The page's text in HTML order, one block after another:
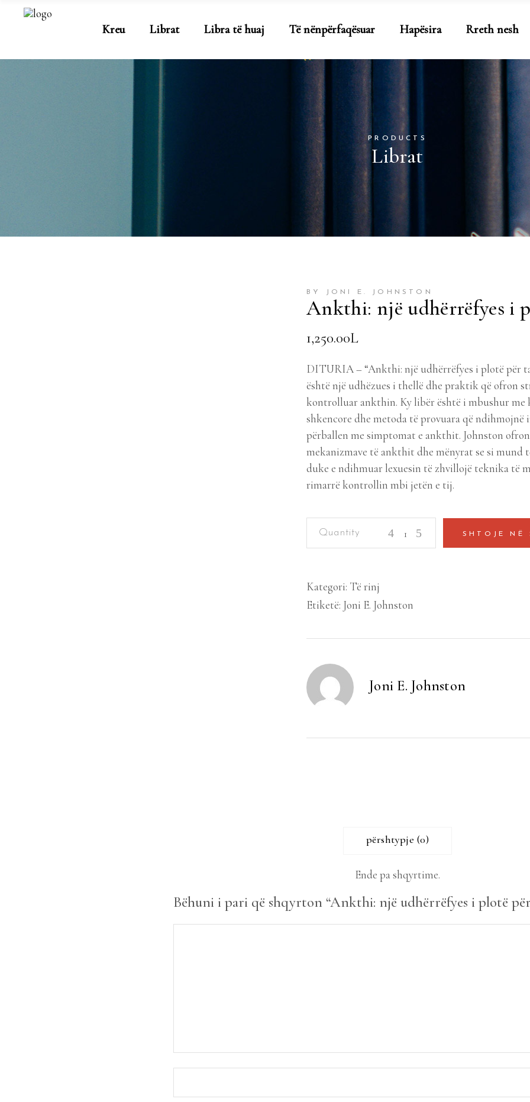
Kreu Librat Libra të huaj Të nënpërfaqësuar Hapësira Rreth nesh
PRODUCTS
Librat
BY JONI E. JOHNSTON
Ankthi: një udhërrëfyes i
1,250.00L
DITURIA – “Ankthi: një udhërrëfyes i plotë për
është një udhëzues i thellë dhe praktik që ofron
kontrolluar ankthin. Ky libër është i mbushur me
shkencore dhe metoda të provuara që
përballen me simptomat e ankthit. Johnston
mekanizmave të ankthit dhe mënyrat se si mund
duke e ndihmuar lexuesin të zhvillojë teknika të
rimarrë kontrollin mbi jetën e tij.
plotë
për
kontrolluar
SHTOJE NË
Kategori: Të rinj
Etiketë: Joni E. Johnston
Joni E. Johnston
përshtypje (0)
Ende pa shqyrtime.
Bëhuni i pari që shqyrton “Ankthi: një udhërrëfyes i plotë